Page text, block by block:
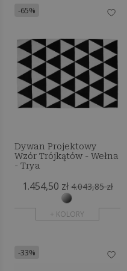
-65%
Dywan Projektowy
Wzór Trójkątów - Wełna
- Trya
1.454,50 zł 4.043,85 zł
+ KOLORY
-33%